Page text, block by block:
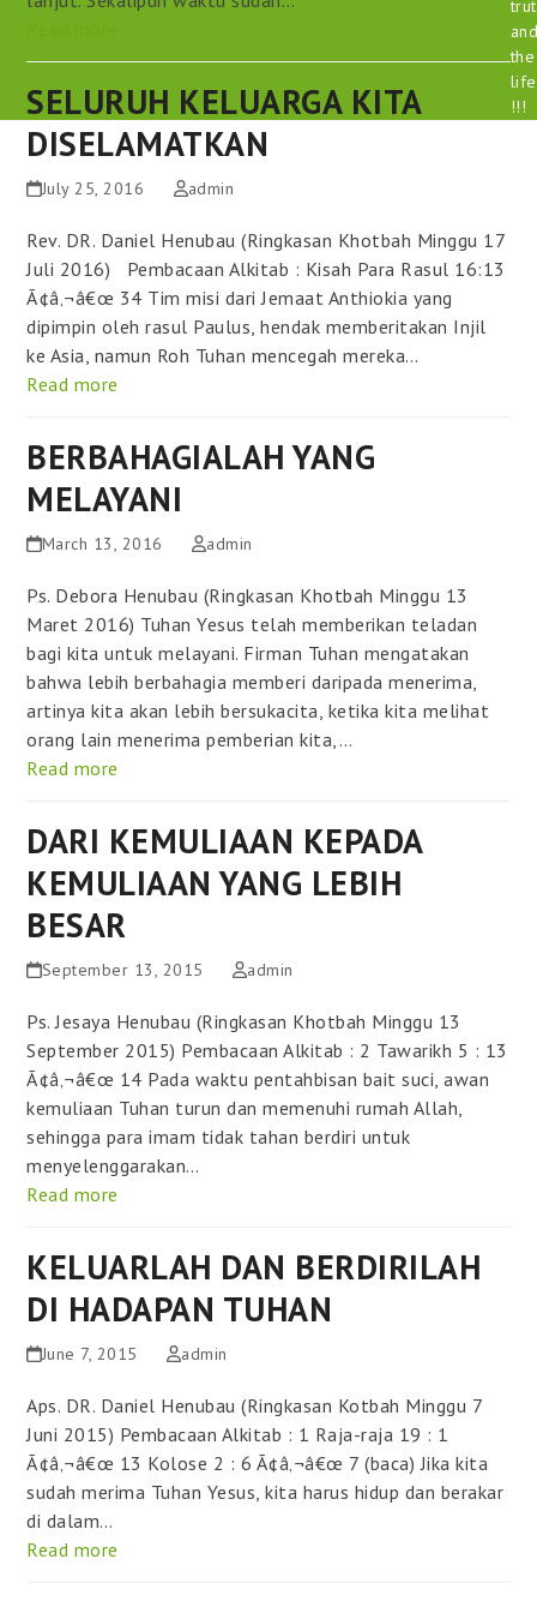
SELURUH KELUARGA KITA
DISELAMATKAN
July 25, 2016 admin
Rev. DR. Daniel Henubau (Ringkasan Khotbah Minggu 17
Juli 2016) Pembacaan Alkitab : Kisah Para Rasul 16:13
Ã¢â‚¬â€œ 34 Tim misi dari Jemaat Anthiokia yang
dipimpin oleh rasul Paulus, hendak memberitakan Injil
ke Asia, namun Roh Tuhan mencegah mereka…
Read more
BERBAHAGIALAH YANG
MELAYANI
March 13, 2016 admin
Ps. Debora Henubau (Ringkasan Khotbah Minggu 13
Maret 2016) Tuhan Yesus telah memberikan teladan
bagi kita untuk melayani. Firman Tuhan mengatakan
bahwa lebih berbahagia memberi daripada menerima,
artinya kita akan lebih bersukacita, ketika kita melihat
orang lain menerima pemberian kita,…
Read more
DARI KEMULIAAN KEPADA
KEMULIAAN YANG LEBIH
BESAR
September 13, 2015 admin
Ps. Jesaya Henubau (Ringkasan Khotbah Minggu 13
September 2015) Pembacaan Alkitab : 2 Tawarikh 5 : 13
Ã¢â‚¬â€œ 14 Pada waktu pentahbisan bait suci, awan
kemuliaan Tuhan turun dan memenuhi rumah Allah,
sehingga para imam tidak tahan berdiri untuk
menyelenggarakan…
Read more
KELUARLAH DAN BERDIRILAH
DI HADAPAN TUHAN
June 7, 2015 admin
Aps. DR. Daniel Henubau (Ringkasan Kotbah Minggu 7
Juni 2015) Pembacaan Alkitab : 1 Raja-raja 19 : 1
Ã¢â‚¬â€œ 13 Kolose 2 : 6 Ã¢â‚¬â€œ 7 (baca) Jika kita
sudah merima Tuhan Yesus, kita harus hidup dan berakar
di dalam…
Read more
the
life
!!!